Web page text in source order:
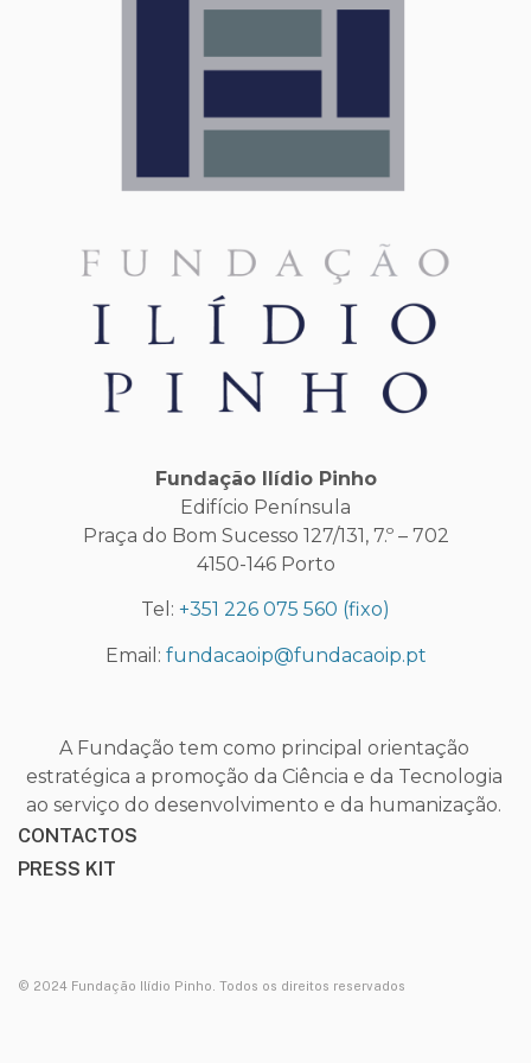
Fundação Ilídio Pinho
Edifício Península
Praça do Bom Sucesso 127/131, 7.º – 702
4150-146 Porto
Tel: +351 226 075 560 (fixo)
Email: fundacaoip@fundacaoip.pt
A Fundação tem como principal orientação
estratégica a promoção da Ciência e da Tecnologia
ao serviço do desenvolvimento e da humanização.
CONTACTOS
PRESS KIT
© 2024 Fundação Ilídio Pinho. Todos os direitos reservados